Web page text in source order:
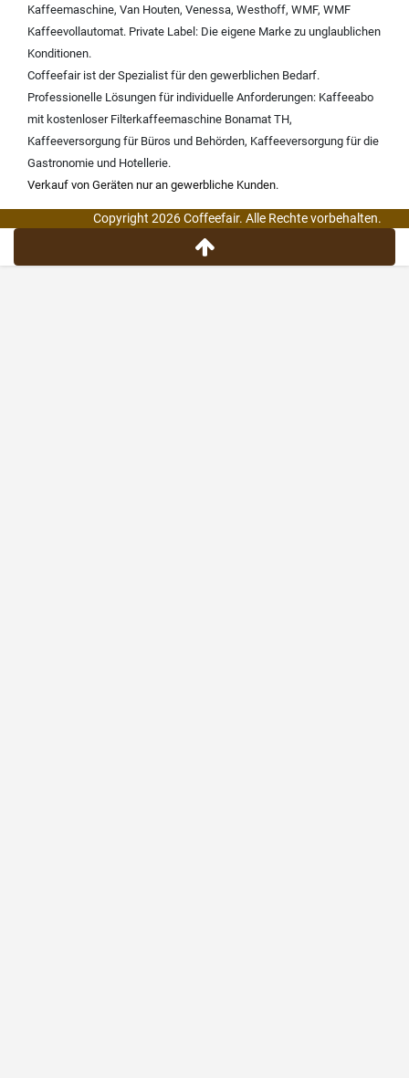
Kaffeemaschine, Van Houten, Venessa, Westhoff, WMF, WMF
Kaffeevollautomat. Private Label: Die eigene Marke zu unglaublichen
Konditionen.
Coffeefair ist der Spezialist für den gewerblichen Bedarf.
Professionelle Lösungen für individuelle Anforderungen: Kaffeeabo
mit kostenloser Filterkaffeemaschine Bonamat TH,
Kaffeeversorgung für Büros und Behörden, Kaffeeversorgung für die
Gastronomie und Hotellerie.
Verkauf von Geräten nur an gewerbliche Kunden.
Copyright 2026 Coffeefair. Alle Rechte vorbehalten.